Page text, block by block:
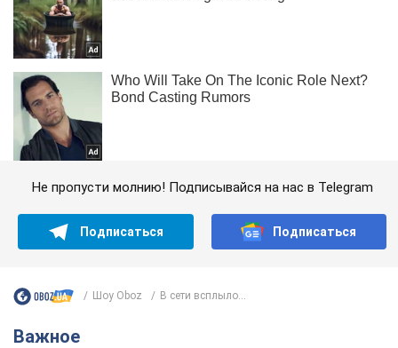
Не пропусти молнию! Подписывайся на нас в Telegram
Подписаться Подписаться
Шоу Oboz В сети всплыло...
Важное